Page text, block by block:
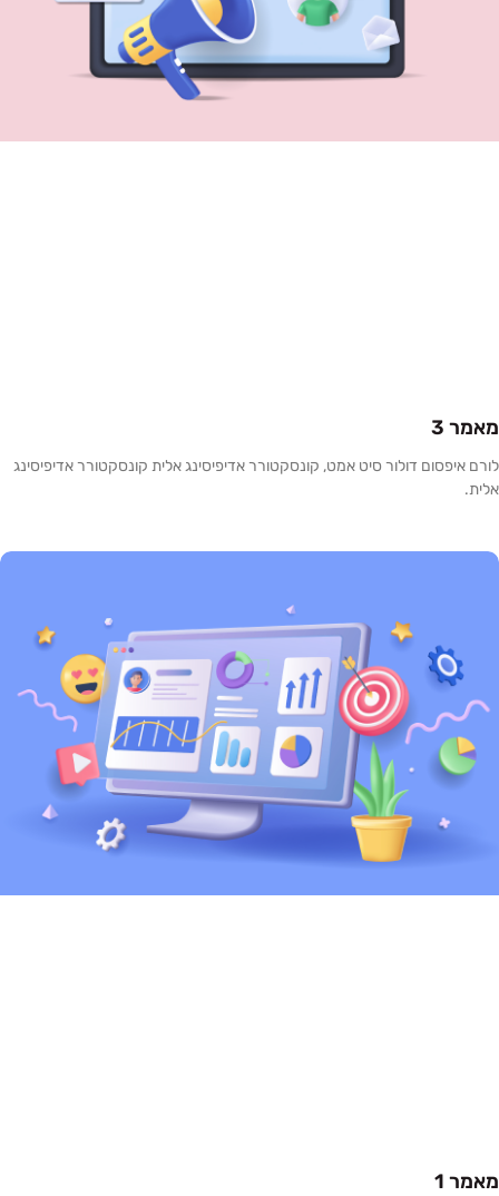
מאמר 3
לורם איפסום דולור סיט אמט, קונסקטורר אדיפיסינג אלית קונסקטורר אדיפיסינג
אלית.
מאמר 1